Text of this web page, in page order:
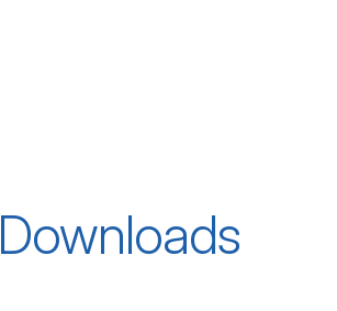
Downloads